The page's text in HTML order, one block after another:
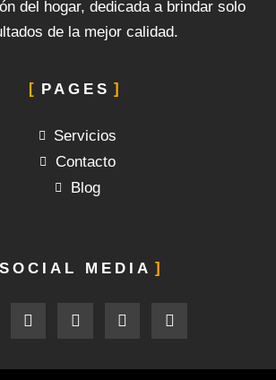
del hogar, dedicada a brindar solo
de la mejor calidad.
PAGES
Servicios
Contacto
Blog
SOCIAL MEDIA